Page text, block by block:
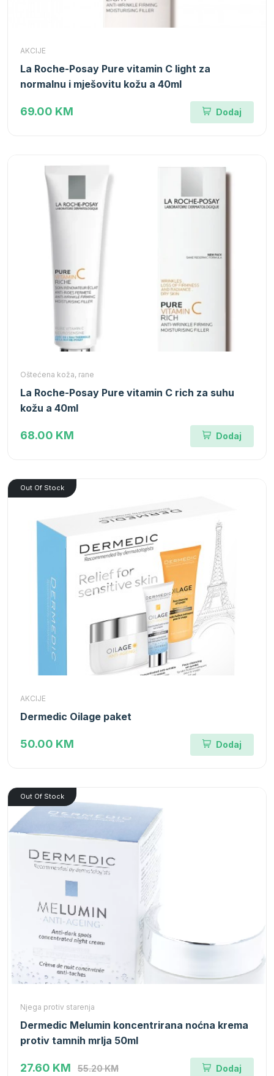
AKCIJE
La Roche-Posay Pure vitamin C light za
normalnu i mješovitu kožu a 40ml
69.00 KM Dodaj
Oštećena koža, rane
La Roche-Posay Pure vitamin C rich za suhu
kožu a 40ml
68.00 KM Dodaj
Out Of Stock
AKCIJE
Dermedic Oilage paket
50.00 KM Dodaj
Out Of Stock
Njega protiv starenja
Dermedic Melumin koncentrirana noćna krema
protiv tamnih mrlja 50ml
27.60 KM 55.20 KM Dodaj